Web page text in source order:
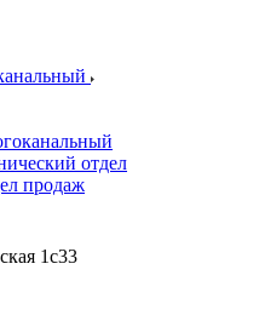
отдел
продаж
1с33